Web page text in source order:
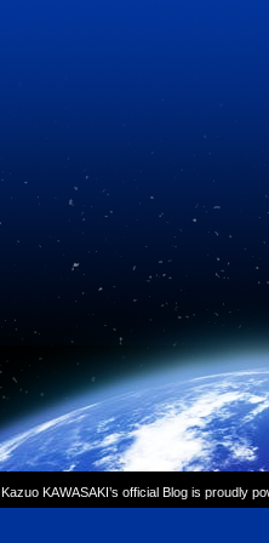
Kazuo KAWASAKI’s official Blog is proudly